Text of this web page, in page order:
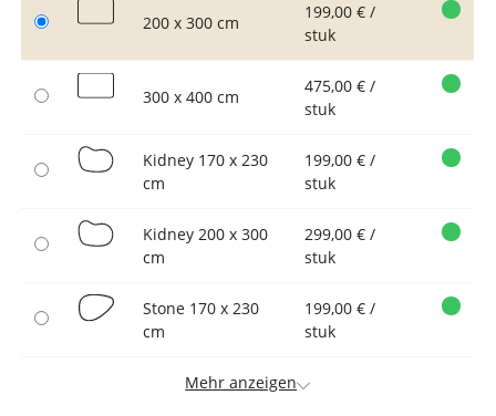
200 x 300 cm
199,00 € /
stuk
300 x 400 cm
475,00 € /
stuk
Kidney 170 x 230
cm
199,00 € /
stuk
Kidney 200 x 300
cm
299,00 € /
stuk
Stone 170 x 230
cm
199,00 € /
stuk
Mehr anzeigen